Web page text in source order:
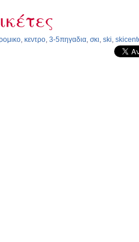
, κεντρο, 3-5πηγαδια, σκι, ski,